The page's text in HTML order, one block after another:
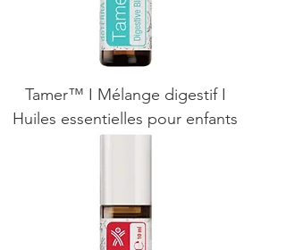
Tamer™ I Mélange digestif I
Huiles essentielles pour enfants